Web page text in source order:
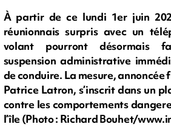
À partir de ce lundi 1er juin
réunionnais surpris avec un
volant pourront désormais
suspension administrative
de conduire. La mesure,
Patrice Latron, s’inscrit dans un
contre les comportements
l’île (Photo : Richard Bouhet/